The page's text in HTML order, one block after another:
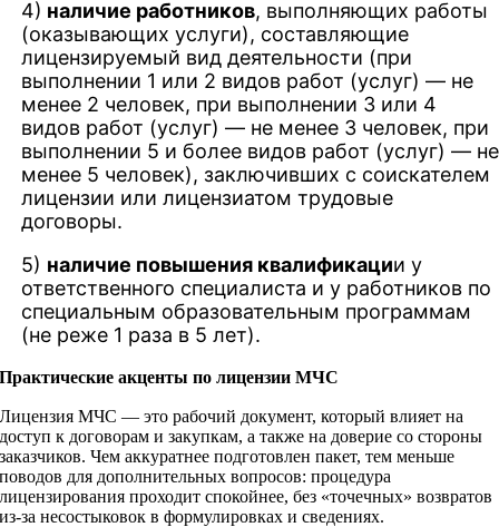
4) наличие работников, выполняющих работы
(оказывающих услуги), составляющие
лицензируемый вид деятельности (при
выполнении 1 или 2 видов работ (услуг) — не
менее 2 человек, при выполнении 3 или 4
видов работ (услуг) — не менее 3 человек, при
выполнении 5 и более видов работ (услуг) — не
менее 5 человек), заключивших с соискателем
лицензии или лицензиатом трудовые
договоры.
5) наличие повышения квалификации у
ответственного специалиста и у работников по
специальным образовательным программам
(не реже 1 раза в 5 лет).
Практические акценты по лицензии МЧС
Лицензия МЧС — это рабочий документ, который влияет на
доступ к договорам и закупкам, а также на доверие со стороны
заказчиков. Чем аккуратнее подготовлен пакет, тем меньше
поводов для дополнительных вопросов: процедура
лицензирования проходит спокойнее, без «точечных» возвратов
из‑за несостыковок в формулировках и сведениях.